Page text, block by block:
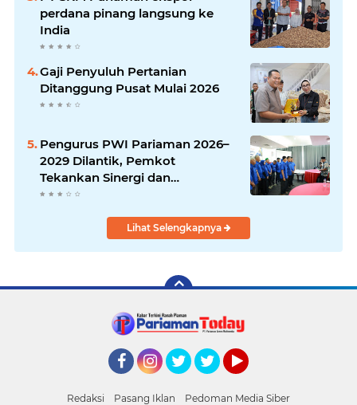
perdana pinang langsung ke
India
Gaji Penyuluh Pertanian
Ditanggung Pusat Mulai 2026
Pengurus PWI Pariaman 2026–
2029 Dilantik, Pemkot
Tekankan Sinergi dan
Profesionalisme Pers
Lihat Selengkapnya
Redaksi Pasang Iklan Pedoman Media Siber